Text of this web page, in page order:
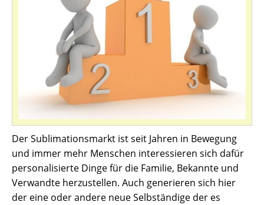
Der Sublimationsmarkt ist seit Jahren in Bewegung
und immer mehr Menschen interessieren sich dafür
personalisierte Dinge für die Familie, Bekannte und
Verwandte herzustellen. Auch generieren sich hier
der eine oder andere neue Selbständige der es